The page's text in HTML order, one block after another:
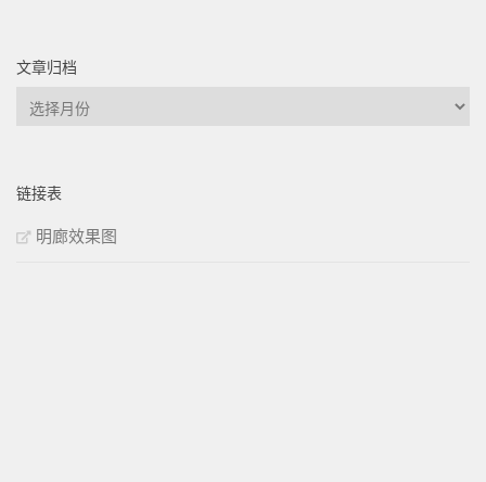
文章归档
文
链接表
明廊效果图